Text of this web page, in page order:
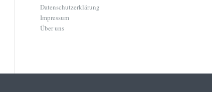
Datenschutzerklärung
Impressum
Über uns